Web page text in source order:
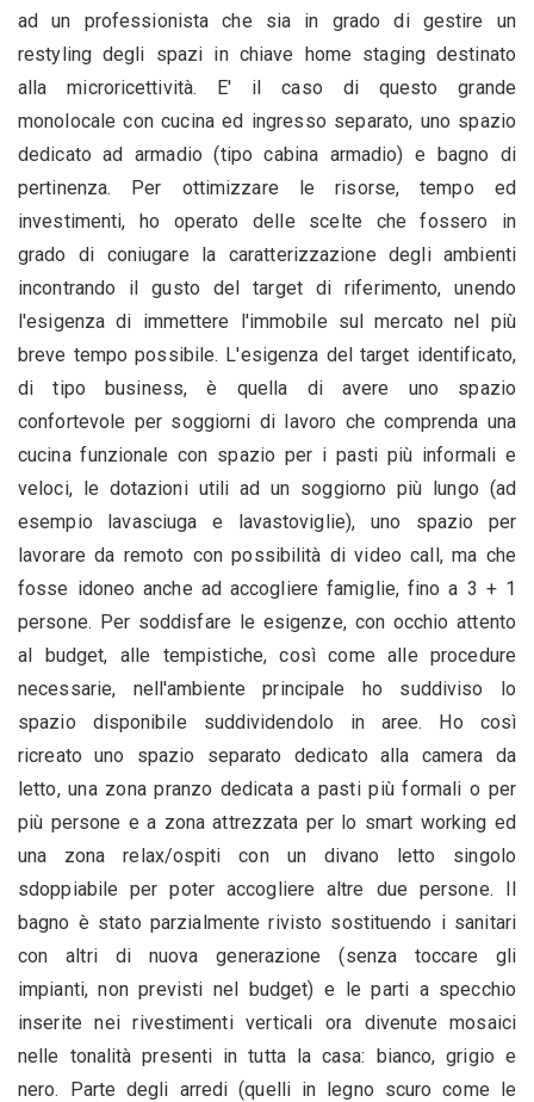
ad un professionista che sia in grado di gestire un
restyling degli spazi in chiave home staging destinato
alla microricettività. E' il caso di questo grande
monolocale con cucina ed ingresso separato, uno spazio
dedicato ad armadio (tipo cabina armadio) e bagno di
pertinenza. Per ottimizzare le risorse, tempo ed
investimenti, ho operato delle scelte che fossero in
grado di coniugare la caratterizzazione degli ambienti
incontrando il gusto del target di riferimento, unendo
l'esigenza di immettere l'immobile sul mercato nel più
breve tempo possibile. L'esigenza del target identificato,
di tipo business, è quella di avere uno spazio
confortevole per soggiorni di lavoro che comprenda una
cucina funzionale con spazio per i pasti più informali e
veloci, le dotazioni utili ad un soggiorno più lungo (ad
esempio lavasciuga e lavastoviglie), uno spazio per
lavorare da remoto con possibilità di video call, ma che
fosse idoneo anche ad accogliere famiglie, fino a 3 + 1
persone. Per soddisfare le esigenze, con occhio attento
al budget, alle tempistiche, così come alle procedure
necessarie, nell'ambiente principale ho suddiviso lo
spazio disponibile suddividendolo in aree. Ho così
ricreato uno spazio separato dedicato alla camera da
letto, una zona pranzo dedicata a pasti più formali o per
più persone e a zona attrezzata per lo smart working ed
una zona relax/ospiti con un divano letto singolo
sdoppiabile per poter accogliere altre due persone. Il
bagno è stato parzialmente rivisto sostituendo i sanitari
con altri di nuova generazione (senza toccare gli
impianti, non previsti nel budget) e le parti a specchio
inserite nei rivestimenti verticali ora divenute mosaici
nelle tonalità presenti in tutta la casa: bianco, grigio e
nero. Parte degli arredi (quelli in legno scuro come le